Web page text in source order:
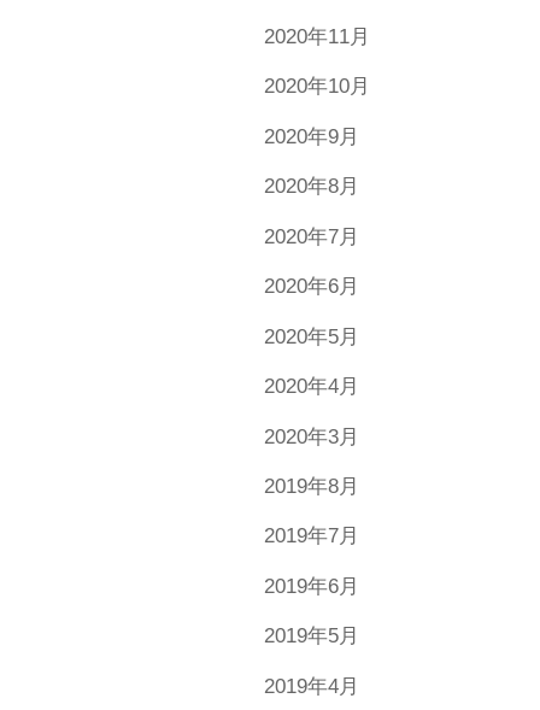
2020年11月
2020年10月
2020年9月
2020年8月
2020年7月
2020年6月
2020年5月
2020年4月
2020年3月
2019年8月
2019年7月
2019年6月
2019年5月
2019年4月